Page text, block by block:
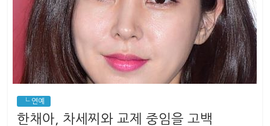
└ 연예
한채아, 차세찌와 교제 중임을 고백